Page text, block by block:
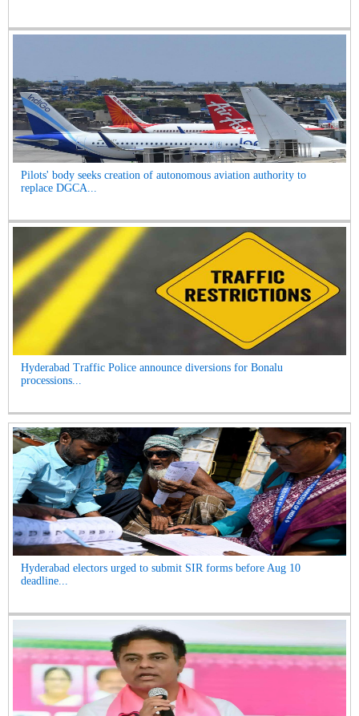
Pilots' body seeks creation of autonomous aviation authority to
replace DGCA...
Hyderabad Traffic Police announce diversions for Bonalu
processions...
Hyderabad electors urged to submit SIR forms before Aug 10
deadline...